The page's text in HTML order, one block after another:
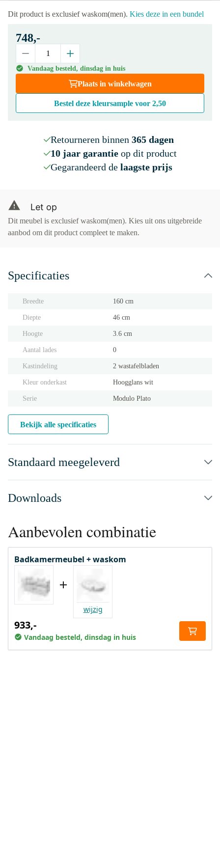
Dit product is exclusief waskom(men). Kies deze in een bundel
748,-
Vandaag besteld, dinsdag in huis
Plaats in winkelwagen
Bestel deze kleursample voor 2,50
Retourneren binnen 365 dagen
10 jaar garantieop dit product
Gegarandeerd de laagste prijs
Let op
Dit meubel is exclusief waskom(men). Kies uit ons uitgebreide
aanbod om dit product compleet te maken.
Specificaties
Breedte 160 cm
Diepte 46 cm
Hoogte 3.6 cm
Aantal lades 0
Kastindeling 2 wastafelbladen
Kleur onderkast Hoogglans wit
Serie Modulo Plato
Bekijk alle specificaties
Standaard meegeleverd
Downloads
Aanbevolen combinatie
Badkamermeubel + waskom
wijzig
933,-
Vandaag besteld, dinsdag in huis